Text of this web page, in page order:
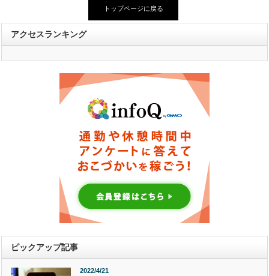
トップページに戻る
アクセスランキング
ピックアップ記事
2022/4/21